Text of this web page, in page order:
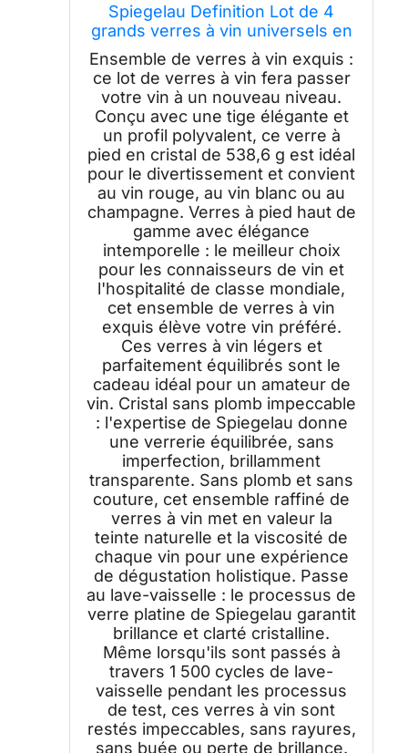
Spiegelau Definition Lot de 4
grands verres à vin universels en
cristal fabriqués en Europe pour
vins blancs et rouges, dîner, fête
d'anniversaire, verrerie,
accessoires de bar à domicile,
538,6 g
Ensemble de verres à vin exquis :
ce lot de verres à vin fera passer
votre vin à un nouveau niveau.
Conçu avec une tige élégante et
un profil polyvalent, ce verre à
pied en cristal de 538,6 g est idéal
pour le divertissement et convient
au vin rouge, au vin blanc ou au
champagne. Verres à pied haut de
gamme avec élégance
intemporelle : le meilleur choix
pour les connaisseurs de vin et
l'hospitalité de classe mondiale,
cet ensemble de verres à vin
exquis élève votre vin préféré.
Ces verres à vin légers et
parfaitement équilibrés sont le
cadeau idéal pour un amateur de
vin. Cristal sans plomb impeccable
: l'expertise de Spiegelau donne
une verrerie équilibrée, sans
imperfection, brillamment
transparente. Sans plomb et sans
couture, cet ensemble raffiné de
verres à vin met en valeur la
teinte naturelle et la viscosité de
chaque vin pour une expérience
de dégustation holistique. Passe
au lave-vaisselle : le processus de
verre platine de Spiegelau garantit
brillance et clarté cristalline.
Même lorsqu'ils sont passés à
travers 1 500 cycles de lave-
vaisselle pendant les processus
de test, ces verres à vin sont
restés impeccables, sans rayures,
sans buée ou perte de brillance.